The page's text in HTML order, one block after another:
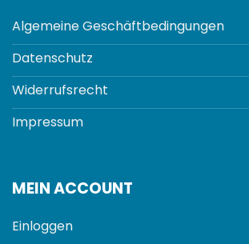
Algemeine Geschäftbedingungen
Datenschutz
Widerrufsrecht
Impressum
MEIN ACCOUNT
Einloggen